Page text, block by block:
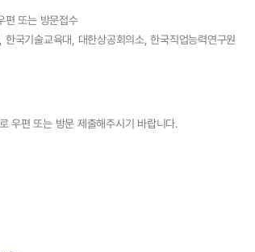
또는 방문접수
국기술교육대, 대한상공회의소, 한국직업능력연구원
우편 또는 방문 제출해주시기 바랍니다.